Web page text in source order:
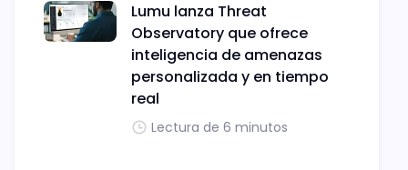
Lumu lanza Threat
Observatory que ofrece
inteligencia de amenazas
personalizada y en tiempo
real
Lectura de 6 minutos